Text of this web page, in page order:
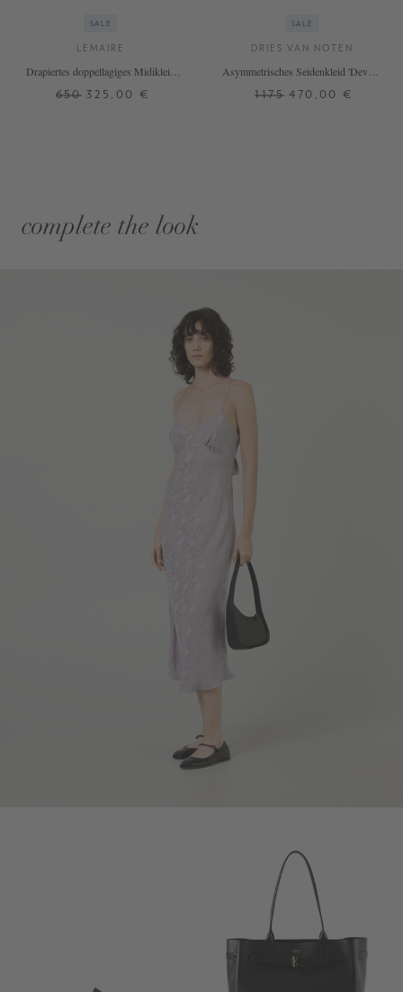
SALE
LEMAIRE
Drapiertes doppellagiges Midikleid
650 325,00 €
SALE
DRIES VAN NOTEN
Asymmetrisches Seidenkleid 'Devora'
1175 470,00 €
complete the look